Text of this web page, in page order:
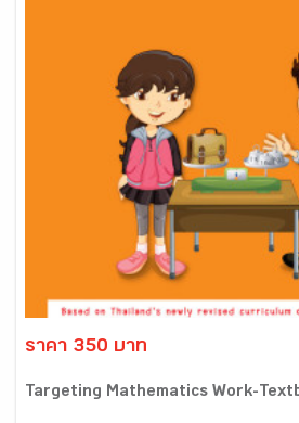
ราคา 350 บาท
Targeting Mathematics Work-